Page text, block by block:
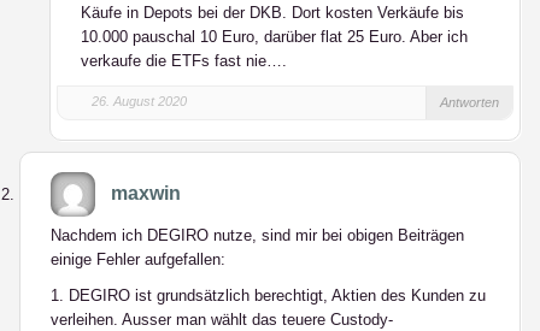
Käufe in Depots bei der DKB. Dort kosten Verkäufe bis
10.000 pauschal 10 Euro, darüber flat 25 Euro. Aber ich
verkaufe die ETFs fast nie….
26. August 2020 Antworten
maxwin
Nachdem ich DEGIRO nutze, sind mir bei obigen Beiträgen
einige Fehler aufgefallen:
1. DEGIRO ist grundsätzlich berechtigt, Aktien des Kunden zu
verleihen. Ausser man wählt das teuere Custody-